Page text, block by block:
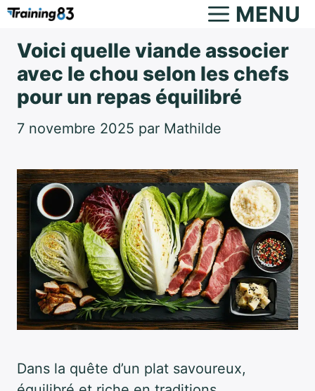
Aller
contenu
MENU
Voici quelle viande associer
avec le chou selon les chefs
pour un repas équilibré
7 novembre 2025 par Mathilde
Dans la quête d’un plat savoureux,